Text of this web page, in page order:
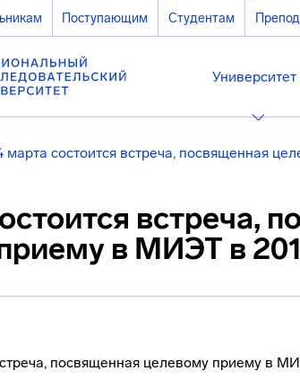
Поступающим Студентам
Университет
марта состоится встреча, посвященная
встреча,
в МИЭТ в